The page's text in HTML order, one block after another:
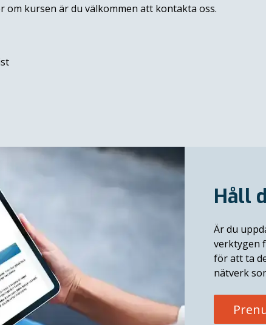
om kursen är du välkommen att kontakta oss.
Håll
Är du
verktygen
för att ta
nätverk